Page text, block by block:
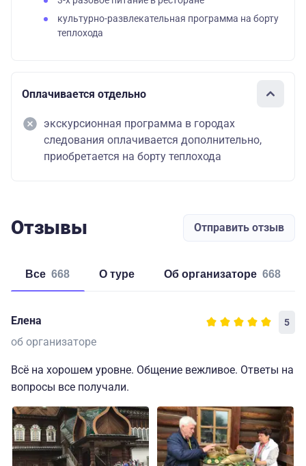
культурно-развлекательная программа на борту
теплохода
Оплачивается отдельно
экскурсионная программа в городах
следования оплачивается дополнительно,
приобретается на борту теплохода
Отзывы Отправить отзыв
Все 668 о туре об организаторе 668
Елена 5
об организаторе
Всё на хорошем уровне. Общение вежливое. Ответы на
вопросы все получали.